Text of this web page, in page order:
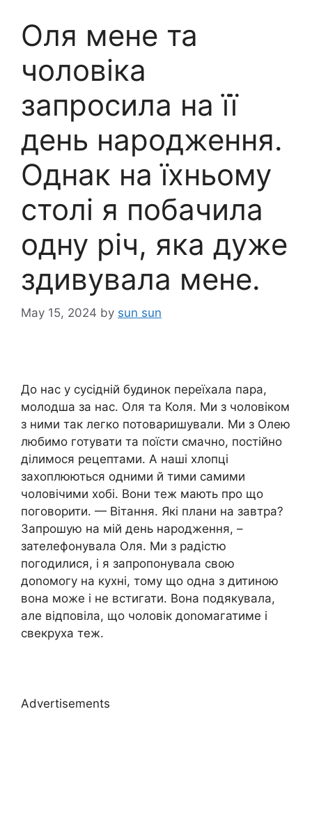
Оля мене та
чоловіка
запросила на її
день народження.
Однак на їхньому
столі я побачила
одну річ, яка дуже
здивувала мене.
May 15, 2024 by sun sun
До нас у сусідній будинок переїхала пара,
молодша за нас. Оля та Коля. Ми з чоловіком
з ними так легко потоваришували. Ми з Олею
любимо готувати та поїсти смачно, постійно
ділимося рецептами. А наші хлопці
захоплюються одними й тими самими
чоловічими хобі. Вони теж мають про що
поговорити. — Вітання. Які плани на завтра?
Запрошую на мій день народження, –
зателефонувала Оля. Ми з радістю
погодилися, і я запропонувала свою
доnомогу на кухні, тому що одна з дитиною
вона може і не встигати. Вона подякувала,
але відповіла, що чоловік доnомагатиме і
свекруха теж.
Advertisements